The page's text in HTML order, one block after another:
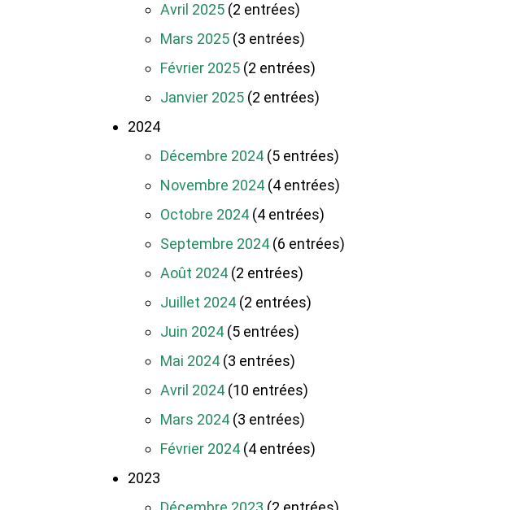
Avril 2025 (2 entrées)
Mars 2025 (3 entrées)
Février 2025 (2 entrées)
Janvier 2025 (2 entrées)
2024
Décembre 2024 (5 entrées)
Novembre 2024 (4 entrées)
Octobre 2024 (4 entrées)
Septembre 2024 (6 entrées)
Août 2024 (2 entrées)
Juillet 2024 (2 entrées)
Juin 2024 (5 entrées)
Mai 2024 (3 entrées)
Avril 2024 (10 entrées)
Mars 2024 (3 entrées)
Février 2024 (4 entrées)
2023